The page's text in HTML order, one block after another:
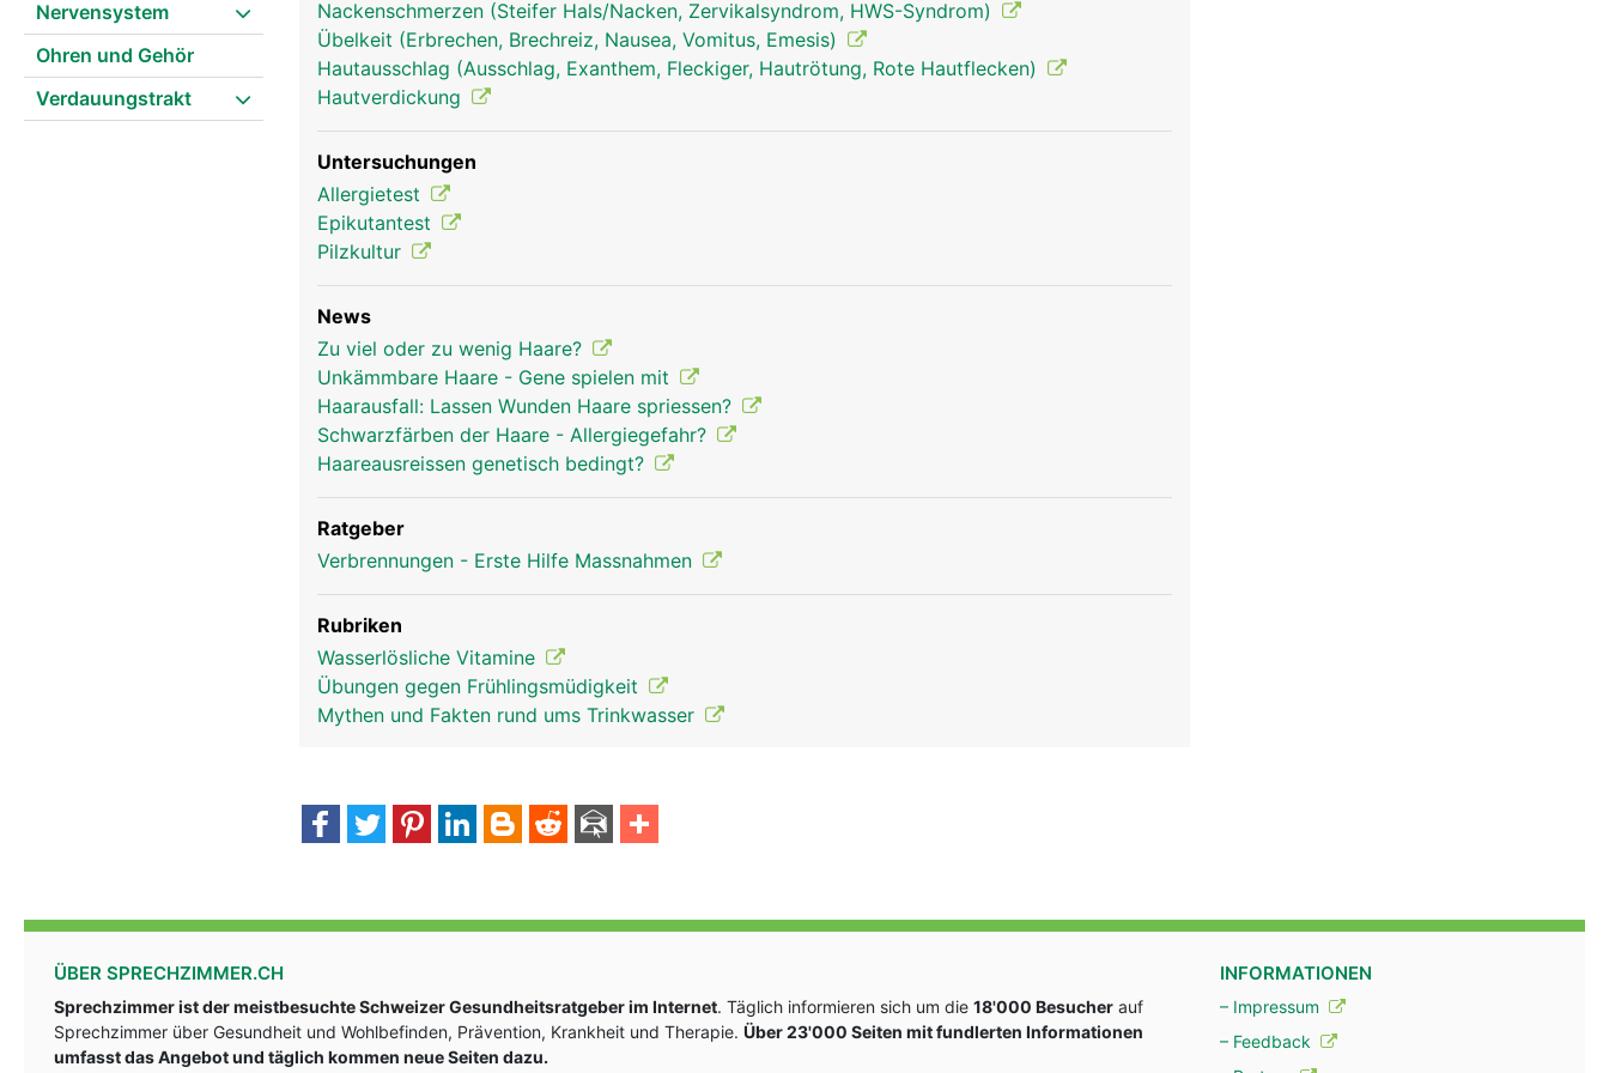
Nervensystem
Ohren und Gehör
Verdauungstrakt
Haare Frau
Nackenschmerzen (Steifer Hals/Nacken, Zervikalsyndrom, HWS-Syndrom)
Übelkeit (Erbrechen, Brechreiz, Nausea, Vomitus, Emesis)
Hautausschlag (Ausschlag, Exanthem, Fleckiger, Hautrötung, Rote Hautflecken)
Hautverdickung
Untersuchungen
Allergietest
Epikutantest
Pilzkultur
News
Zu viel oder zu wenig Haare?
Unkämmbare Haare - Gene spielen mit
Haarausfall: Lassen Wunden Haare spriessen?
Schwarzfärben der Haare - Allergiegefahr?
Haareausreissen genetisch bedingt?
Ratgeber
Verbrennungen - Erste Hilfe Massnahmen
Rubriken
Wasserlösliche Vitamine
Übungen gegen Frühlingsmüdigkeit
Mythen und Fakten rund ums Trinkwasser
ÜBER SPRECHZIMMER.CH
Sprechzimmer ist der meistbesuchte Schweizer Gesundheitsratgeber im Internet. Täglich informieren sich um die 18'000 Besucher auf
Sprechzimmer über Gesundheit und Wohlbefinden, Prävention, Krankheit und Therapie. Über 23'000 Seiten mit fundlerten Informationen
umfasst das Angebot und täglich kommen neue Seiten dazu.
INFORMATIONEN
– Impressum
– Feedback